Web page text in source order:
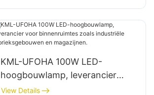
binnenverlichting in fabrieken,
magazijnen, enz.
KML-UFOHA 100W LED-
hoogbouwlamp, leverancier
voor binnenruimtes zoals
View Details